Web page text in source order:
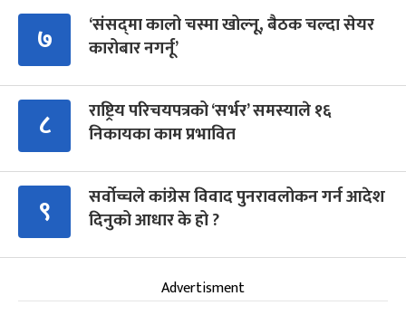
७
‘संसद्‍मा कालो चस्मा खोल्नू, बैठक चल्दा सेयर
कारोबार नगर्नू’
८
राष्ट्रिय परिचयपत्रको ‘सर्भर’ समस्याले १६
निकायका काम प्रभावित
९
सर्वोच्चले कांग्रेस विवाद पुनरावलोकन गर्न आदेश
दिनुको आधार के हो ?
Advertisment